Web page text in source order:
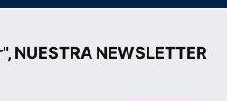
NUESTRA NEWSLETTER